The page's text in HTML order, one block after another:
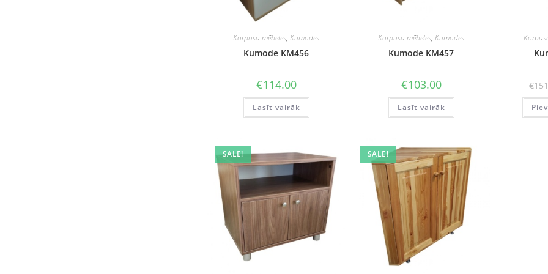
Korpusa mēbeles,Kumodes
Kumode KM456
€114.00
Lasīt vairāk
Korpusa mēbeles,Kumodes
Kumode KM457
€103.00
Lasīt vairāk
€
SALE! SALE!